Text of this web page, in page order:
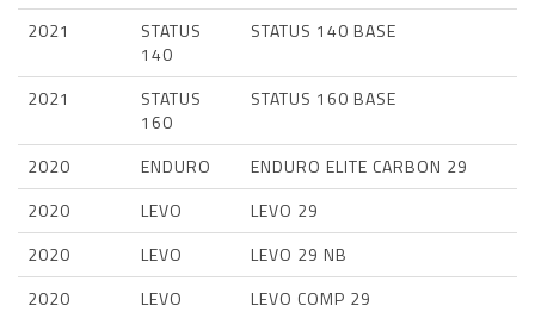
2021
STATUS
140
STATUS 140 BASE
2021
STATUS
160
STATUS 160 BASE
2020 ENDURO
ENDURO ELITE CARBON 29
2020
LEVO
LEVO 29
2020
LEVO
LEVO 29 NB
2020
LEVO
LEVO COMP 29